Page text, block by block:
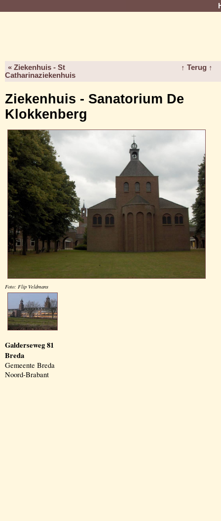
« Ziekenhuis - St
Catharinaziekenhuis
↑ Terug ↑
Ziekenhuis - Sanatorium De
Klokkenberg
Foto: Flip Veldmans
Galderseweg 81
Breda
Gemeente Breda
Noord-Brabant